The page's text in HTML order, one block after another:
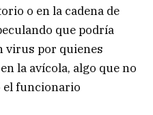
o en la cadena de
que podría
virus por quienes
la avícola, algo que no
el funcionario